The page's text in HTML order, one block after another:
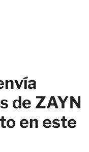
de ZAYN
en este